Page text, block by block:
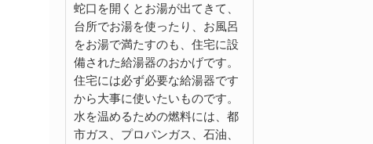
蛇口を開くとお湯が出てきて、
台所でお湯を使ったり、お風呂
をお湯で満たすのも、住宅に設
備された給湯器のおかげです。
住宅には必ず必要な給湯器です
から大事に使いたいものです。
水を温めるための燃料には、都
市ガス、プロパンガス、石油、